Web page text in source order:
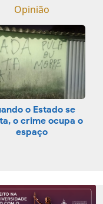
Opinião
o Estado se
o crime ocupa o
espaço